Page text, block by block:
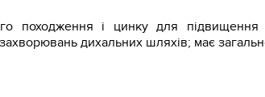
походження і цинку для підвищення
дихальних шляхів; має